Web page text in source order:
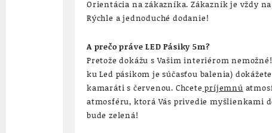
Orientácia na zákazníka. Zákazník je vždy
Rýchle a jednoduché dodanie!
A prečo práve LED Pásiky 5m?
Pretože dokážu s Vašim interiérom
ku Led pásikom je súčasťou balenia)
kamaráti s červenou. Chcete príjemnú
atmosféru, ktorá Vás privedie myšlienkami
bude zelená!